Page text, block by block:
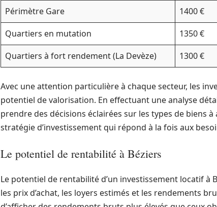
Périmètre Gare
1400 €
Quartiers en mutation
1350 €
Quartiers à fort rendement (La Devèze)
1300 €
Avec une attention particulière à chaque secteur, les
potentiel de valorisation. En effectuant une analyse
prendre des décisions éclairées sur les types de biens
stratégie d’investissement qui répond à la fois aux
Le potentiel de rentabilité à Béziers
Le potentiel de rentabilité d’un investissement locatif
les prix d’achat, les loyers estimés et les rendements